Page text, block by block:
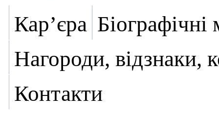
Кар’єра Біографічні
Нагороди, відзнаки,
Контакти